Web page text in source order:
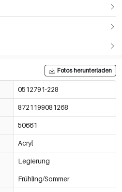
Fotos herunterladen
0512791-228
8721199081268
50661
Acryl
Legierung
Frühling/Sommer